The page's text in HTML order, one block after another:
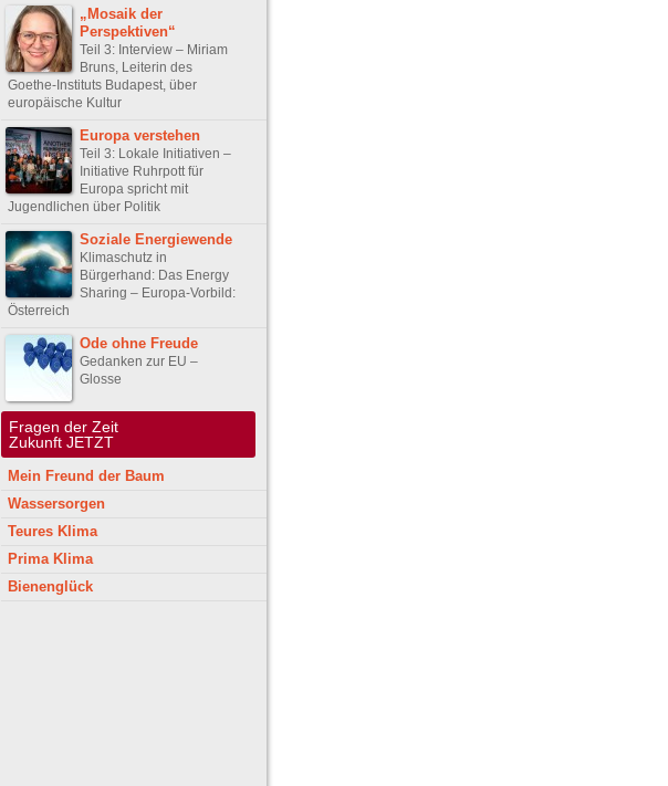
„Mosaik der
Perspektiven“
Teil 3: Interview – Miriam
Bruns, Leiterin des
Goethe-Instituts Budapest, über
europäische Kultur
Europa verstehen
Teil 3: Lokale Initiativen –
Initiative Ruhrpott für
Europa spricht mit
Jugendlichen über Politik
Soziale Energiewende
Klimaschutz in
Bürgerhand: Das Energy
Sharing – Europa-Vorbild:
Österreich
Ode ohne Freude
Gedanken zur EU –
Glosse
Fragen der Zeit
Zukunft JETZT
Mein Freund der Baum
Wassersorgen
Teures Klima
Prima Klima
Bienenglück